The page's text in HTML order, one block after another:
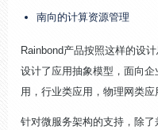
南向的计算资源管理
Rainbond产品按照这样的设
设计了应用抽象模型，面向
用，行业类应用，物理网类应
针对微服务架构的支持，除